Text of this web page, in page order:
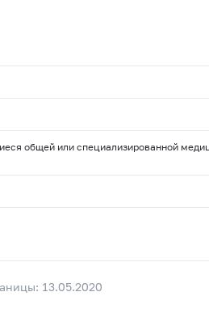
общей или специализированной
13.05.2020